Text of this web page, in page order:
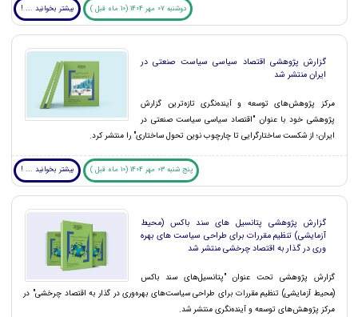
دوشنبه 07 مهر 1404 (10 ماه قبل ) بیشتر بخوانید ... !
گزارش پژوهشی اقتصاد سیاسی سیاست صنعتی در
ایران منتشر شد
مرکز پژوهش‌های توسعه و آینده‌نگری تازه‌ترین گزارش
پژوهشی خود با عنوان "اقتصاد سیاسی سیاست صنعتی در
ایران؛ از شکست ساختارگرایی تا چارچوب نوین تحول ساختاری" را منتشر کرد.
پنج شنبه 03 مهر 1404 (10 ماه قبل ) بیشتر بخوانید ... !
گزارش پژوهشی پتانسیل های سند باکس (محیط
آزمایشی) تنظیم مقررات برای طراحی سیاست های بهره
وری در گذار به اقتصاد چرخشی منتشر شد
گزارش پژوهشی تحت عنوان "پتانسیل‌های سند باکس
(محیط آزمایشی) تنظیم مقررات برای طراحی سیاست‌های بهره‌وری در گذار به اقتصاد چرخشی" در
مرکز پژوهش‌های توسعه و آینده‌نگری منتشر شد.